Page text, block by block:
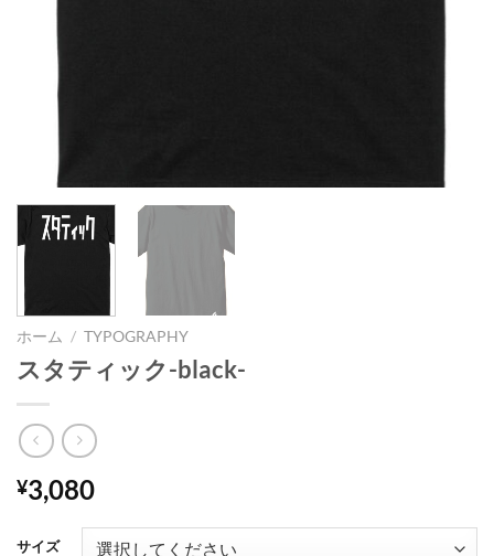
ホーム / TYPOGRAPHY
スタティック-black-
¥3,080
サイズ